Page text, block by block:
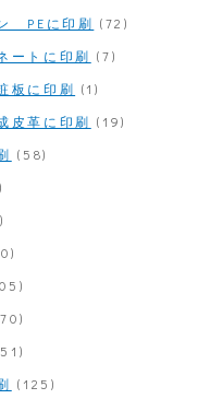
PEに印刷 (72)
ートに印刷 (7)
板に印刷 (1)
皮革に印刷 (19)
(58)
(125)